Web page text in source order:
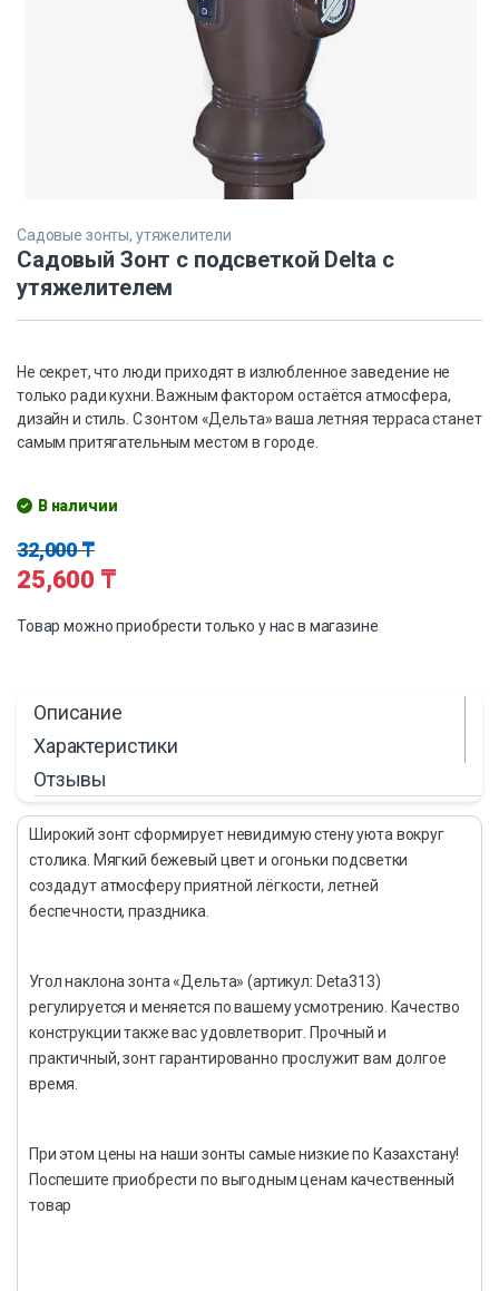
Садовые зонты, утяжелители
Садовый Зонт с подсветкой Delta с
утяжелителем
Не секрет, что люди приходят в излюбленное заведение не
только ради кухни. Важным фактором остаётся атмосфера,
дизайн и стиль. С зонтом «Дельта» ваша летняя терраса станет
самым притягательным местом в городе.
В наличии
32,000₸
25,600 ₸
Товар можно приобрести только у нас в магазине
Описание
Характеристики
Отзывы
Широкий зонт сформирует невидимую стену уюта вокруг
столика. Мягкий бежевый цвет и огоньки подсветки
создадут атмосферу приятной лёгкости, летней
беспечности, праздника.
Угол наклона зонта «Дельта» (артикул: Deta313)
регулируется и меняется по вашему усмотрению. Качество
конструкции также вас удовлетворит. Прочный и
практичный, зонт гарантированно прослужит вам долгое
время.
При этом цены на наши зонты самые низкие по Казахстану!
Поспешите приобрести по выгодным ценам качественный
товар